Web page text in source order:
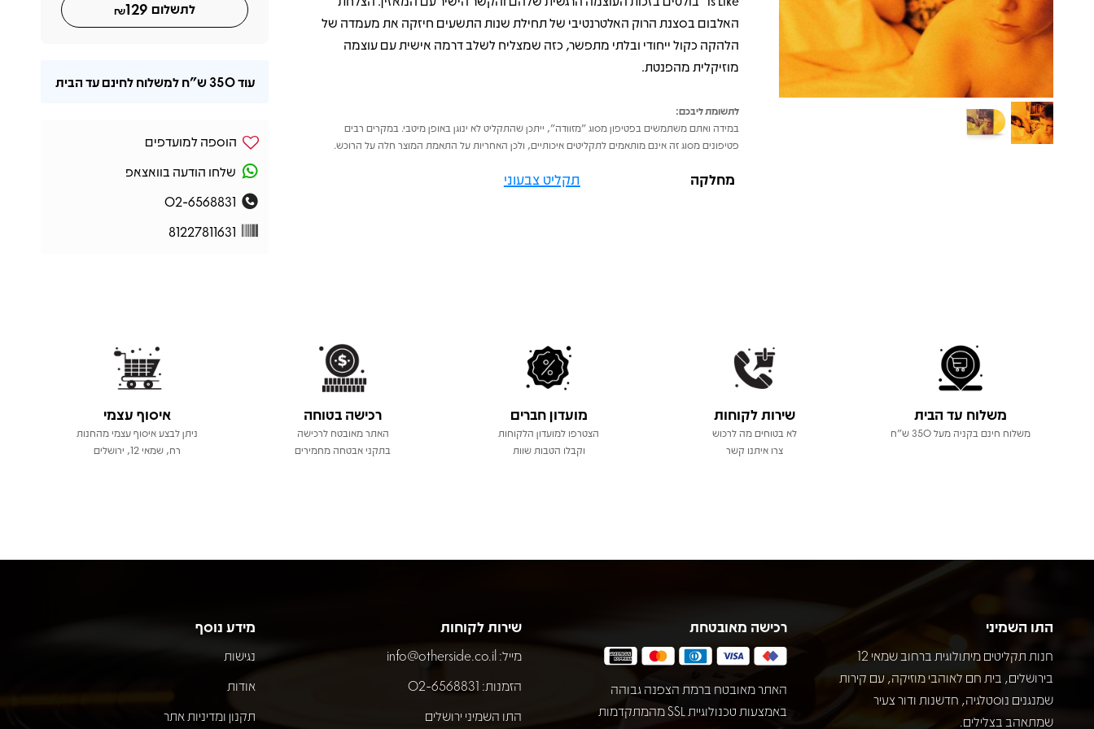
האלבום בסצנת הרוק האלטרנטיבי של תחילת שנות התשעים חיזקה את מעמדה של
הלהקה כקול ייחודי ובלתי מתפשר, כזה שמצליח לשלב דרמה אישית עם עוצמה
מוזיקלית מהפנטת.
לתשומת ליבכם:
במידה ואתם משתמשים בפטיפון מסוג "מזוודה", ייתכן שהתקליט לא ינוגן באופן מיטבי. במקרים רבים
פטיפונים מסוג זה אינם מותאמים לתקליטים איכותיים, ולכן האחריות על התאמת המוצר חלה על הרוכש.
מחלקה תקליט צבעוני
לתשלום 129
₪
עוד350 ש"ח למשלוח לחינם עד הבית
הוספה למועדפים
שלחו הודעה בוואצאפ
02-6568831
81227811631
משלוח עד הבית
משלוח חינם בקניה מעל 350 ש"ח
שירות לקוחות
לא בטוחים מה לרכוש
צרו איתנו קשר
מועדון חברים
הצטרפו למועדון הלקוחות
וקבלו הטבות שוות
רכישה בטוחה
האתר מאובטח לרכישה
בתקני אבטחה מחמירים
איסוף עצמי
ניתן לבצע איסוף עצמי מהחנות
רח, שמאי 12, ירושלים
התו השמיני
חנות תקליטים מיתולוגית ברחוב שמאי 12
בירושלים, בית חם לאוהבי מוזיקה, עם קירות
שמנגנים נוסטלגיה, חדשנות ודור צעיר
שמתאהב בצלילים.
רכישה מאובטחת
האתר מאובטח ברמת הצפנה גבוהה
באמצעות טכנולוגיית SSL מהמתקדמות
שירות לקוחות
מייל: info@otherside.co.il
הזמנות: 02-6568831
התו השמיני ירושלים
מידע נוסף
נגישות
אודות
תקנון ומדיניות אתר